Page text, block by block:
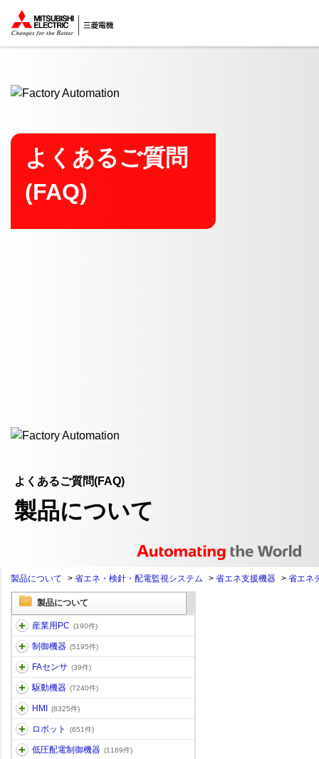
ここから本文
よくあるご質問
(FAQ)
よくあるご質問(FAQ)
製品について
製品について > 省エネ・検針・配電監視システム > 省エネ支援機器 > 省エネ
製品について
産業用PC (190件)
制御機器 (5195件)
FAセンサ (39件)
駆動機器 (7240件)
HMI (8325件)
ロボット (651件)
低圧配電制御機器 (1169件)